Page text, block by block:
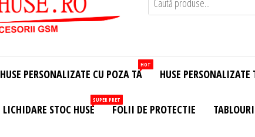
HUSE PERSONALIZATE CU POZA TA
HOT
HUSE PERSONALIZATE
LICHIDARE STOC HUSE
SUPER PRET
FOLII DE PROTECTIE